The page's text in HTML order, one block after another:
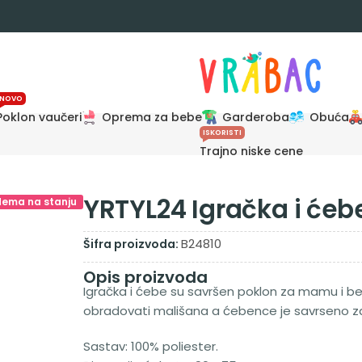
vaučeri
NOVO
Oprema za bebe Garderoba Obuća
Trajno niske cene
ISKORISTI
na stanju YRTYL24 Igračka i
Šifra proizvoda: B24810
Opis proizvoda
Igračka i ćebe su savršen poklon za mamu i
obradovati mališana a ćebence je savrseno
Sastav: 100% poliester.